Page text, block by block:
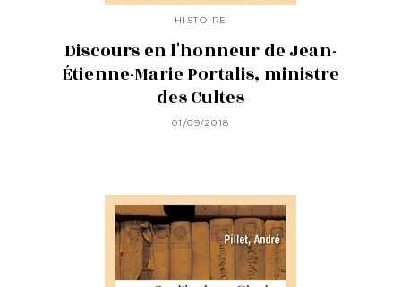
HISTOIRE
Discours en l'honneur de Jean-
Étienne-Marie Portalis, ministre
des Cultes
01/09/2018